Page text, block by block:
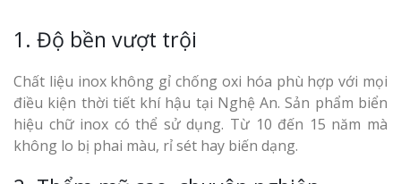
1. Độ bền vượt trội
Chất liệu inox không gỉ chống oxi hóa phù hợp với mọi
điều kiện thời tiết khí hậu tại Nghệ An. Sản phẩm biển
hiệu chữ inox có thể sử dụng. Từ 10 đến 15 năm mà
không lo bị phai màu, rỉ sét hay biến dạng.